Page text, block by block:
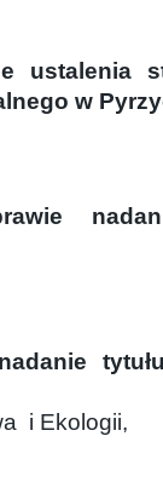
ustalenia
w
i Ekologii,